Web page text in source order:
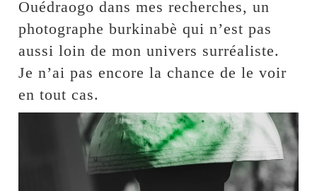
Ouédraogo dans mes recherches, un
photographe burkinabè qui n’est pas
aussi loin de mon univers surréaliste.
Je n’ai pas encore la chance de le voir
en tout cas.